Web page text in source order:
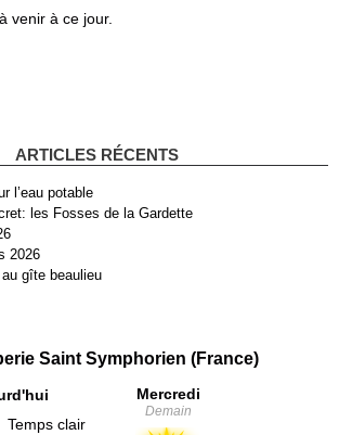
venir à ce jour.
ARTICLES RÉCENTS
l’eau potable
les Fosses de la Gardette
2026
gîte beaulieu
Saint Symphorien (France)
Temps clair
Mercredi
Demain